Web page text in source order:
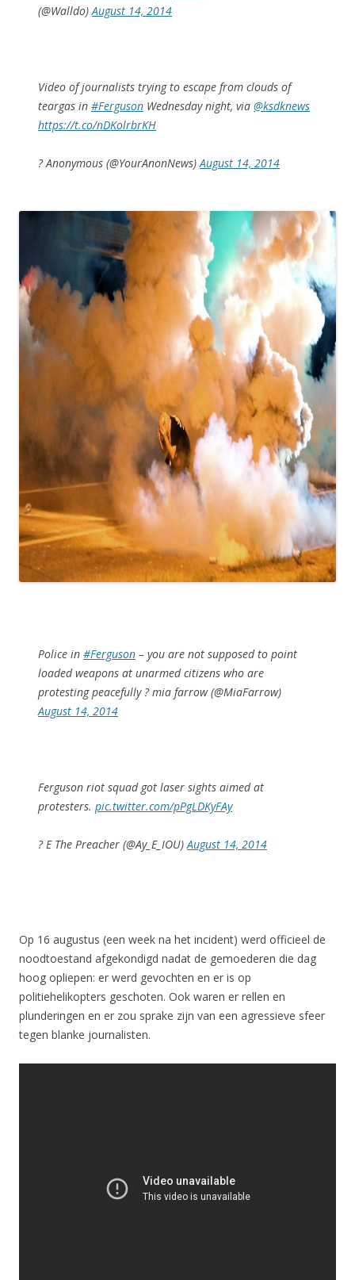
(@Walldo) August 14, 2014
Video of journalists trying to escape from clouds of
teargas in #Ferguson Wednesday night, via @ksdknews
https://t.co/nDKolrbrKH
? Anonymous (@YourAnonNews) August 14, 2014
Police in #Ferguson – you are not supposed to point
loaded weapons at unarmed citizens who are
protesting peacefully ? mia farrow (@MiaFarrow)
August 14, 2014
Ferguson riot squad got laser sights aimed at
protesters. pic.twitter.com/pPgLDKyFAy
? E The Preacher (@Ay_E_IOU) August 14, 2014
Op 16 augustus (een week na het incident) werd officieel de
noodtoestand afgekondigd nadat de gemoederen die dag
hoog opliepen: er werd gevochten en er is op
politiehelikopters geschoten. Ook waren er rellen en
plunderingen en er zou sprake zijn van een agressieve sfeer
tegen blanke journalisten.